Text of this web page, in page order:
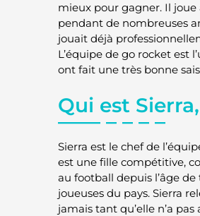
mieux pour gagner. Il joue
pendant de nombreuses
jouait déjà
L’équipe de go rocket est
ont fait une très bonne
Qui est
Sierra est le chef de
est une fille compétitive,
au football depuis l’âge
joueuses du pays. Sierra
jamais tant qu’elle n’a